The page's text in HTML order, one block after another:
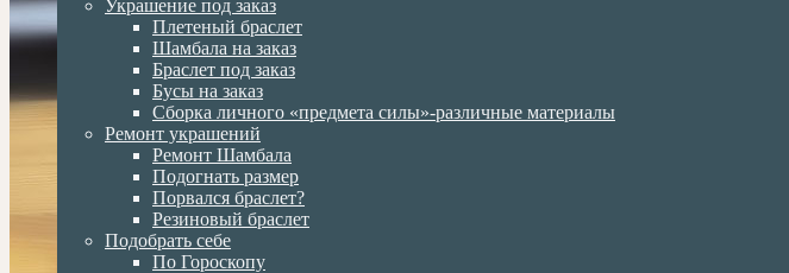
Украшение под заказ
Плетеный браслет
Шамбала на заказ
Браслет под заказ
Бусы на заказ
Сборка личного «предмета силы»-различные материалы
Ремонт украшений
Ремонт Шамбала
Подогнать размер
Порвался браслет?
Резиновый браслет
Подобрать себе
По Гороскопу